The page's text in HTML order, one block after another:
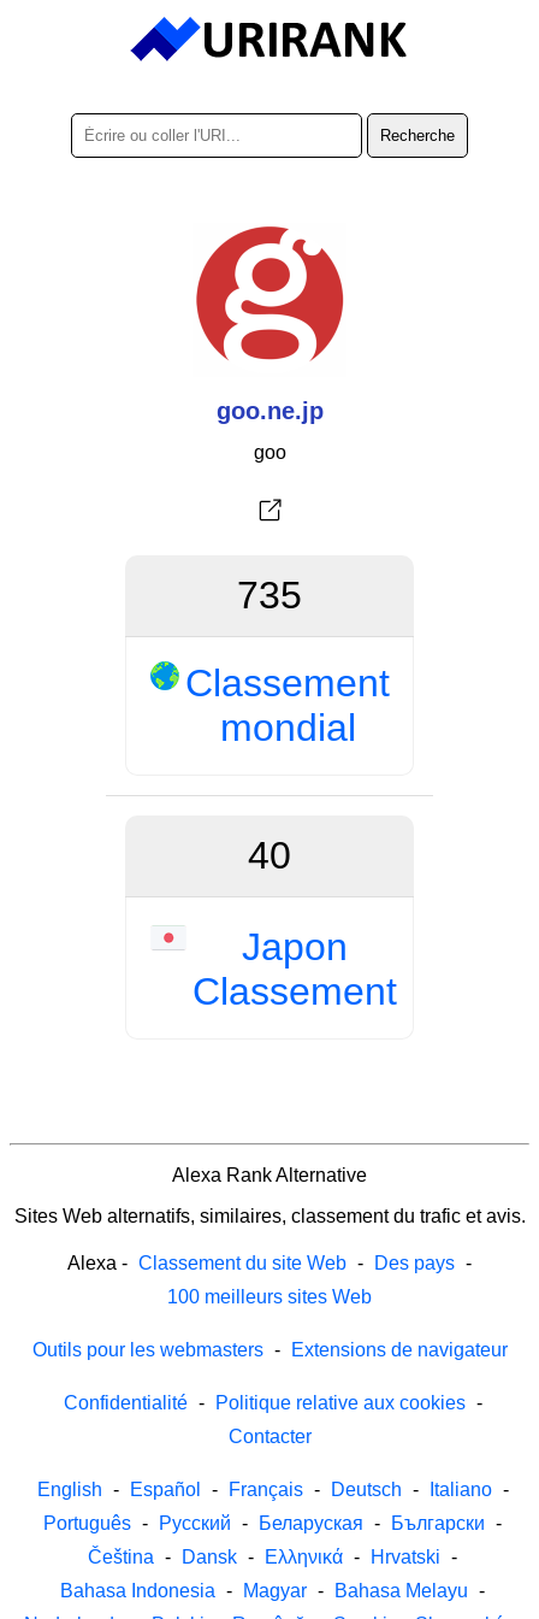
goo.ne.jp
goo
735
Classement
mondial
40
Japon
Classement
Alexa Rank Alternative
Sites Web alternatifs, similaires, classement du trafic et avis.
Alexa - Classement du site Web - Des pays -
100 meilleurs sites Web
Outils pour les webmasters - Extensions de navigateur
Confidentialité - Politique relative aux cookies -
Contacter
English - Español - Français - Deutsch - Italiano -
Português - Русский - Беларуская - Български -
Čeština - Dansk - Ελληνικά - Hrvatski -
Bahasa Indonesia - Magyar - Bahasa Melayu -